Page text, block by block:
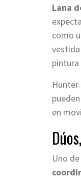
Lana
como
Hunter
en
Uno